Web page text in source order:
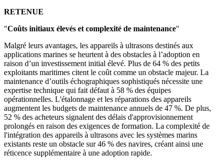
RETENUE
"Coûts initiaux élevés et complexité de maintenance"
Malgré leurs avantages, les appareils à ultrasons destinés aux
applications marines se heurtent à des obstacles à l’adoption en
raison d’un investissement initial élevé. Plus de 64 % des petits
exploitants maritimes citent le coût comme un obstacle majeur. La
maintenance d’outils échographiques sophistiqués nécessite une
expertise technique qui fait défaut à 58 % des équipes
opérationnelles. L'étalonnage et les réparations des appareils
augmentent les budgets de maintenance annuels de 47 %. De plus,
52 % des acheteurs signalent des délais d'approvisionnement
prolongés en raison des exigences de formation. La complexité de
l'intégration des appareils à ultrasons avec les systèmes marins
existants reste un obstacle sur 46 % des navires, créant ainsi une
réticence supplémentaire à une adoption rapide.